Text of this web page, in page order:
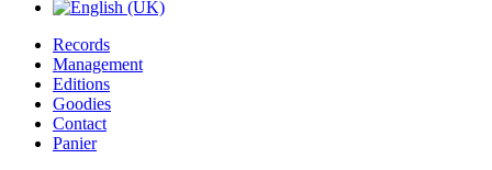
Records
Management
Editions
Goodies
Contact
Panier